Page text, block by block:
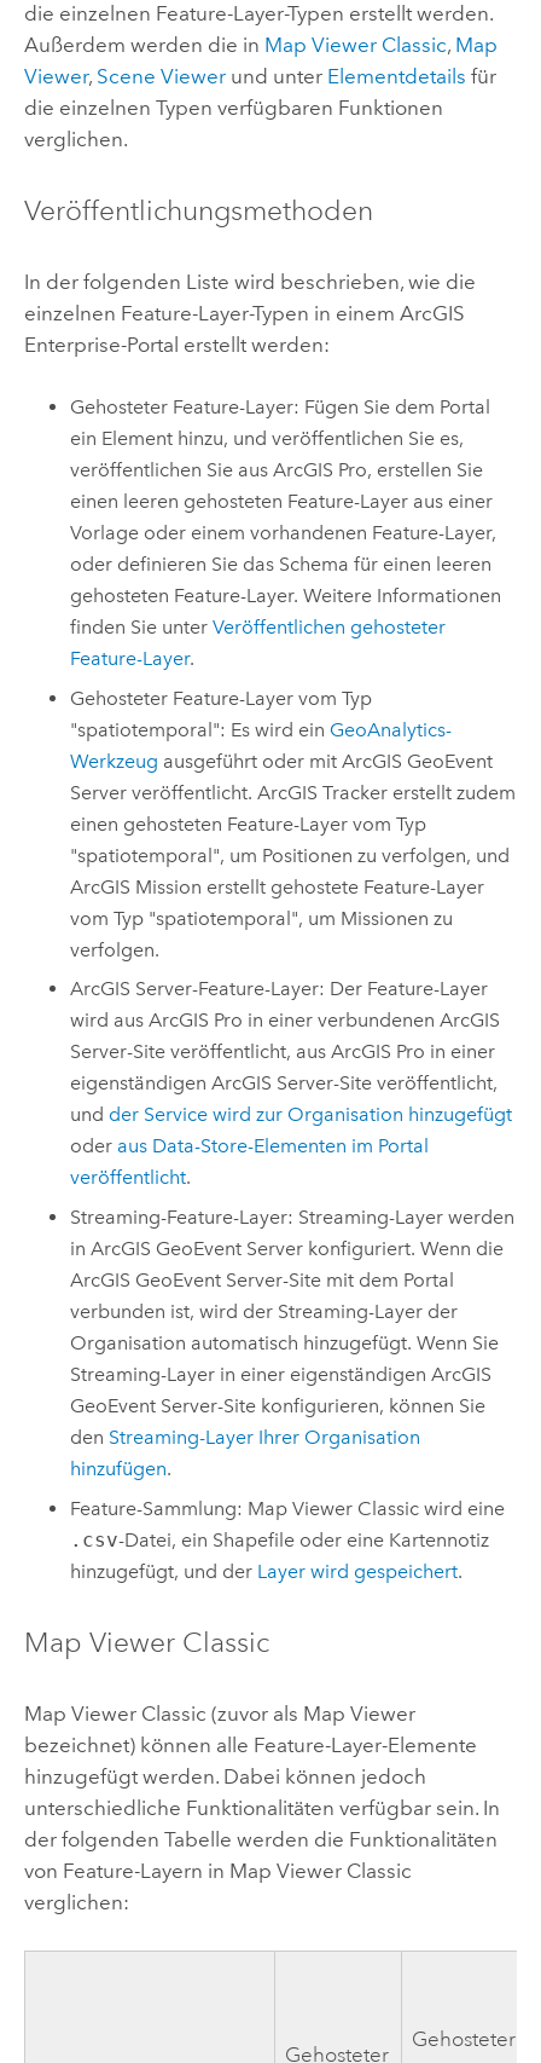
die einzelnen Feature-Layer-Typen erstellt werden.
Außerdem werden die in Map Viewer Classic, Map
Viewer, Scene Viewerund unter Elementdetails für
die einzelnen Typen verfügbaren Funktionen
verglichen.
Veröffentlichungsmethoden
In der folgenden Liste wird beschrieben, wie die
einzelnen Feature-Layer-Typen in einem ArcGIS
Enterprise-Portal erstellt werden:
Gehosteter Feature-Layer: Fügen Sie dem Portal
ein Element hinzu, und veröffentlichen Sie es,
veröffentlichen Sie ausArcGIS Pro, erstellen Sie
einen leeren gehosteten Feature-Layer aus einer
Vorlage oder einem vorhandenen Feature-Layer,
oder definieren Sie das Schema für einen leeren
gehosteten Feature-Layer. Weitere Informationen
finden Sie unterVeröffentlichen gehosteter
Feature-Layer.
Gehosteter Feature-Layer vom Typ
"spatiotemporal": Es wird ein GeoAnalytics-
Werkzeug ausgeführt oder mitArcGIS GeoEvent
Server veröffentlicht.ArcGIS Tracker erstellt zudem
einen gehosteten Feature-Layer vom Typ
"spatiotemporal", um Positionen zu verfolgen, und
ArcGIS Mission erstellt gehostete Feature-Layer
vom Typ "spatiotemporal", um Missionen zu
verfolgen.
ArcGIS Server-Feature-Layer: Der Feature-Layer
wird ausArcGIS Pro in einer verbundenenArcGIS
Server-Site veröffentlicht, ausArcGIS Pro in einer
eigenständigenArcGIS Server-Site veröffentlicht,
und der Service wird zur Organisation hinzugefügt
oder aus Data-Store-Elementen im Portal
veröffentlicht.
Streaming-Feature-Layer: Streaming-Layer werden
inArcGIS GeoEvent Server konfiguriert. Wenn die
ArcGIS GeoEvent Server-Site mit dem Portal
verbunden ist, wird der Streaming-Layer der
Organisation automatisch hinzugefügt. Wenn Sie
Streaming-Layer in einer eigenständigenArcGIS
GeoEvent Server-Site konfigurieren, können Sie
den Streaming-Layer Ihrer Organisation
hinzufügen.
Feature-Sammlung: Map Viewer Classic wird eine
.csv-Datei, ein Shapefile oder eine Kartennotiz
hinzugefügt, und der Layer wird gespeichert.
Map Viewer Classic
Map Viewer Classic (zuvor als Map Viewer
bezeichnet) können alle Feature-Layer-Elemente
hinzugefügt werden. Dabei können jedoch
unterschiedliche Funktionalitäten verfügbar sein. In
der folgenden Tabelle werden die Funktionalitäten
von Feature-Layern in Map Viewer Classic
verglichen:
Gehosteter
Gehosteter